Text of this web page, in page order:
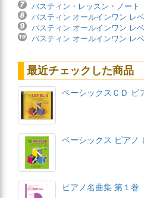
バスティン・レッスン・ノー
バスティン オールインワン レ
バスティン オールインワン レ
バスティン オールインワン レ
最近チェックした商品
ベーシックスＣＤ ピ
ベーシックス ピア
ピアノ名曲集 第１巻